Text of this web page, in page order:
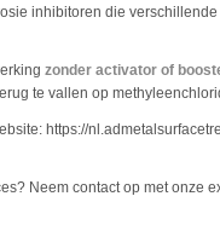
inhibitoren die
zonder activator of
te vallen op
https://
Neem contact op met onze